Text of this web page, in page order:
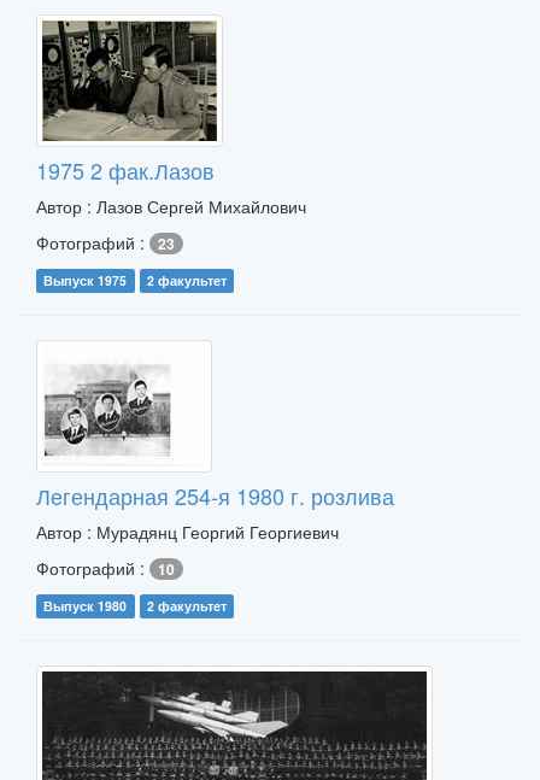
1975 2 фак.Лазов
Автор : Лазов Сергей Михайлович
Фотографий :
23
Выпуск 1975 2 факультет
Легендарная 254-я 1980 г. розлива
Автор : Мурадянц Георгий Георгиевич
Фотографий :
10
Выпуск 1980 2 факультет